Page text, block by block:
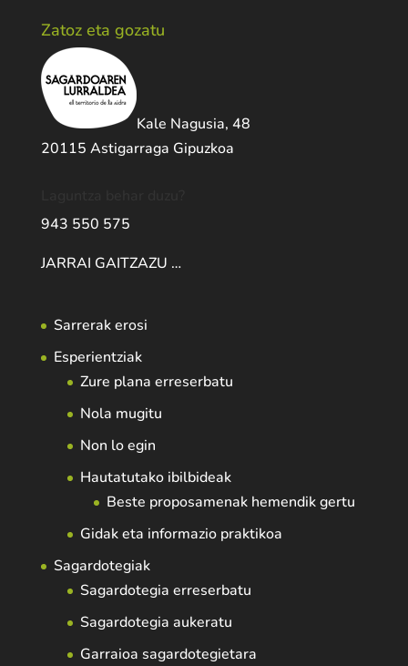
Zatoz eta gozatu
Kale Nagusia, 48
20115 Astigarraga Gipuzkoa
943 550 575
JARRAI GAITZAZU …
Sarrerak erosi
Esperientziak
Zure plana erreserbatu
Nola mugitu
Non lo egin
Hautatutako ibilbideak
Beste proposamenak hemendik gertu
Gidak eta informazio praktikoa
Sagardotegiak
Sagardotegia erreserbatu
Sagardotegia aukeratu
Garraioa sagardotegietara